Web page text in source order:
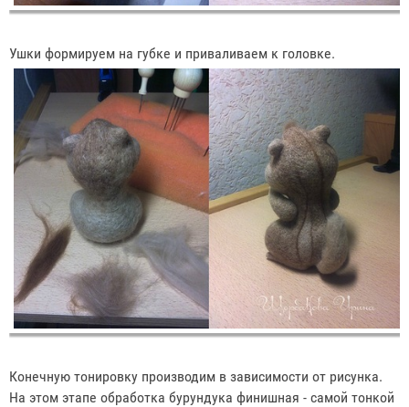
Ушки формируем на губке и приваливаем к головке.
Конечную тонировку производим в зависимости от рисунка.
На этом этапе обработка бурундука финишная - самой тонкой